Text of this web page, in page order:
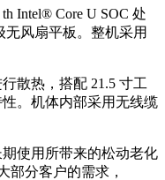
Intel® Core U SOC 处
无风扇平板。整机采用
散热，搭配 21.5 寸工
。机体内部采用无线缆
使用所带来的松动老化
部分客户的需求，